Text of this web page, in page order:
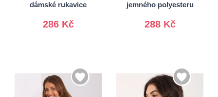
dámské rukavice
286 Kč
jemného polyesteru
288 Kč